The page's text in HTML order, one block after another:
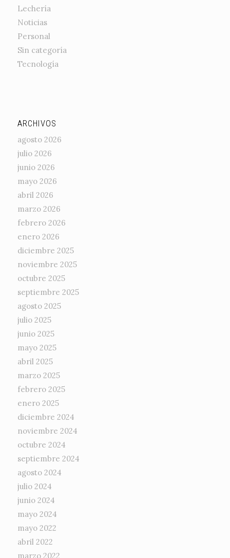
Lechería
Noticias
Personal
Sin categoría
Tecnología
ARCHIVOS
agosto 2026
julio 2026
junio 2026
mayo 2026
abril 2026
marzo 2026
febrero 2026
enero 2026
diciembre 2025
noviembre 2025
octubre 2025
septiembre 2025
agosto 2025
julio 2025
junio 2025
mayo 2025
abril 2025
marzo 2025
febrero 2025
enero 2025
diciembre 2024
noviembre 2024
octubre 2024
septiembre 2024
agosto 2024
julio 2024
junio 2024
mayo 2024
mayo 2022
abril 2022
marzo 2022